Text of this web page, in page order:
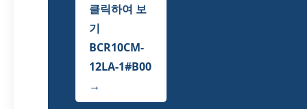
클릭하여 보
기
BCR10CM-
12LA-1#B00
→